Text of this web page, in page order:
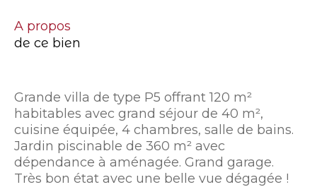
a propos
de ce bien
Grande villa de type P5 offrant 120 m²
habitables avec grand séjour de 40 m²,
cuisine équipée, 4 chambres, salle de bains.
Jardin piscinable de 360 m² avec
dépendance à aménagée. Grand garage.
Très bon état avec une belle vue dégagée !